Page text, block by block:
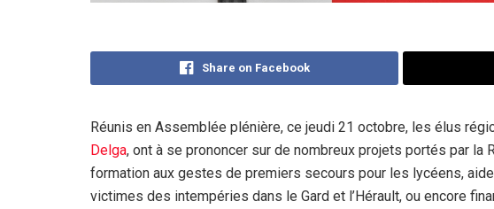
Share on Facebook
Réunis en Assemblée plénière, ce jeudi 21 octobre, les élus
Delga, ont à se prononcer sur de nombreux projets portés par la
formation aux gestes de premiers secours pour les lycéens,
victimes des intempéries dans le Gard et l’Hérault, ou encore